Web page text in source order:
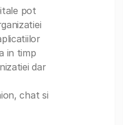
pot
in timp
dar
chat si